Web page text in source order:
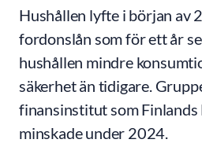
Hushållen lyfte i början av
fordonslån som för ett år
hushållen mindre
säkerhet än tidigare.
finansinstitut som Finlands
minskade under 2024.